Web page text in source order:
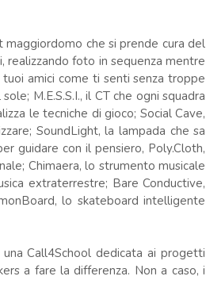
maggiordomo che si prende cura del
realizzando foto in sequenza mentre
amici come ti senti senza troppe
M.E.S.S.I., il CT che ogni squadra
le tecniche di gioco; Social Cave,
SoundLight, la lampada che sa
guidare con il pensiero, Poly.Cloth,
Chimaera, lo strumento musicale
extraterrestre; Bare Conductive,
lo skateboard intelligente
Call4School dedicata ai progetti
a fare la differenza. Non a caso, i